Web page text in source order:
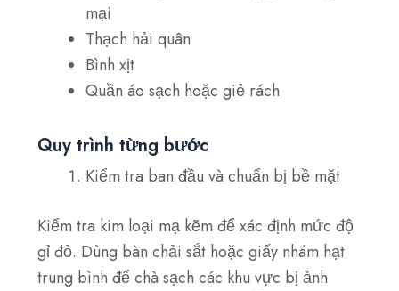
mại
Thạch hải quân
Bình xịt
Quần áo sạch hoặc giẻ rách
Quy trình từng bước
Kiểm tra ban đầu và chuẩn bị bề mặt
Kiểm tra kim loại mạ kẽm để xác định mức độ
gỉ đỏ. Dùng bàn chải sắt hoặc giấy nhám hạt
trung bình để chà sạch các khu vực bị ảnh